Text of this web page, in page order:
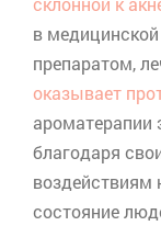
в
препаратом,
оказывает
ароматерапии
благодаря
воздействиям
состояние